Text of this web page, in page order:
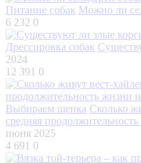
Питание собак Можно ли
6 232 0
Дрессировка собак
2024
12 391 0
Выбираем щенка Сколько
средняя
июня 2025
4 691 0